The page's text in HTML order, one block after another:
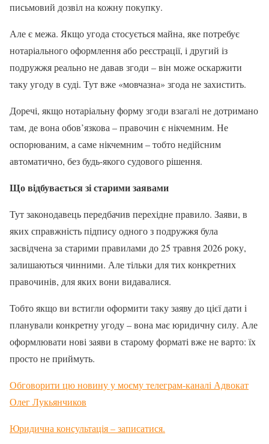
письмовий дозвіл на кожну покупку.
Але є межа. Якщо угода стосується майна, яке потребує
нотаріального оформлення або реєстрації, і другий із
подружжя реально не давав згоди – він може оскаржити
таку угоду в суді. Тут вже «мовчазна» згода не захистить.
Доречі, якщо нотаріальну форму згоди взагалі не дотримано
там, де вона обов’язкова – правочин є нікчемним. Не
оспорюваним, а саме нікчемним – тобто недійсним
автоматично, без будь-якого судового рішення.
Що відбувається зі старими заявами
Тут законодавець передбачив перехідне правило. Заяви, в
яких справжність підпису одного з подружжя була
засвідчена за старими правилами до 25 травня 2026 року,
залишаються чинними. Але тільки для тих конкретних
правочинів, для яких вони видавалися.
Тобто якщо ви встигли оформити таку заяву до цієї дати і
планували конкретну угоду – вона має юридичну силу. Але
оформлювати нові заяви в старому форматі вже не варто: їх
просто не приймуть.
Обговорити цю новину у моєму телеграм-каналі Адвокат
Олег Лукьянчиков
Юридична консультація – записатися.